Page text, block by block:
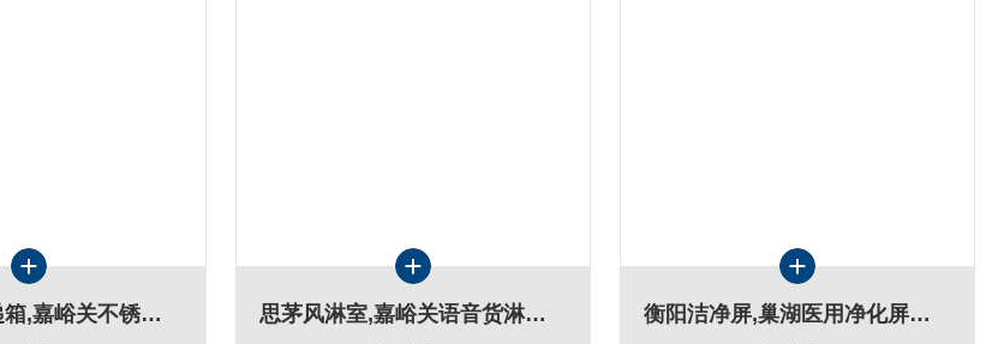
思茅无尘传递箱,嘉峪关不锈钢传递窗特征 思茅风淋室,嘉峪关语音货淋室特征 衡阳洁净屏,巢湖医用净化屏服务